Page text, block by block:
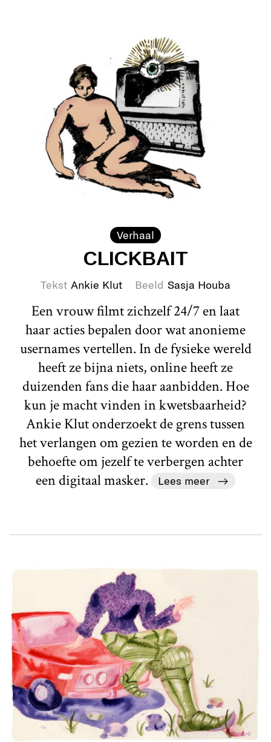
Verhaal
CLICKBAIT
Tekst Ankie Klut Beeld Sasja Houba
Een vrouw filmt zichzelf 24/7 en laat
haar acties bepalen door wat anonieme
usernames vertellen. In de fysieke wereld
heeft ze bijna niets, online heeft ze
duizenden fans die haar aanbidden. Hoe
kun je macht vinden in kwetsbaarheid?
Ankie Klut onderzoekt de grens tussen
het verlangen om gezien te worden en de
behoefte om jezelf te verbergen achter
een digitaal masker.
Lees meer